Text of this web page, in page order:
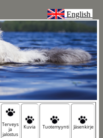
English
Terveys
ja
jalostus
Kuvia Tuotemyynti Jäsenkirje